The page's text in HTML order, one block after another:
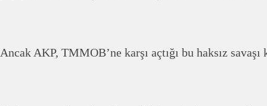
Ancak AKP, TMMOB’ne karşı açtığı bu haksız